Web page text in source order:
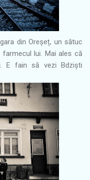
din Oreșeț, un sătuc
lui. Mai ales că
E fain să vezi Bdziști